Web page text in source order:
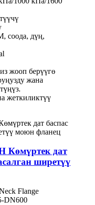
соода, дүң,
жооп берүүгө
жана
жеткиликтүү
Көмүртек дат
ширетүү
Flange
DN600